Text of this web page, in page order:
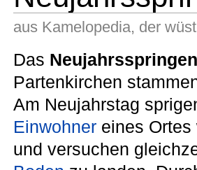
aus Kamelopedia, der
Das Neujahrsspringen
Partenkirchen
Am Neujahrstag
Einwohner eines
und versuchen